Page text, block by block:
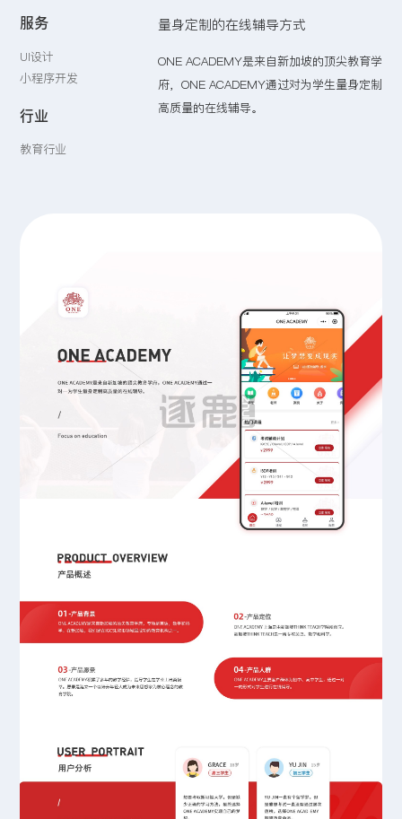
服务
UI设计
小程序开发
行业
教育行业
量身定制的在线辅导方式
ONE ACADEMY是来自新加坡的顶尖教育学
府，ONE ACADEMY通过对为学生量身定制
高质量的在线辅导。